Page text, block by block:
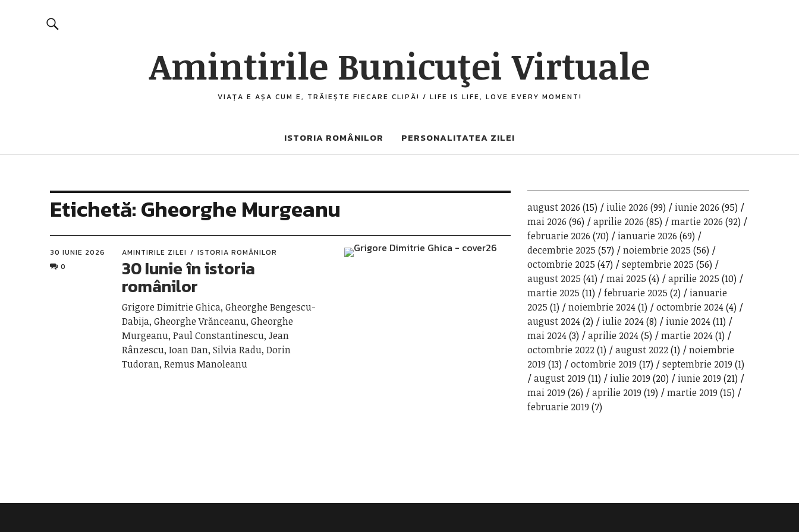
Amintirile Bunicuţei Virtuale
VIAȚA E AȘA CUM E, TRĂIEȘTE FIECARE CLIPĂ! / LIFE IS LIFE, LOVE EVERY MOMENT!
ISTORIA ROMÂNILOR PERSONALITATEA ZILEI
Etichetă:Gheorghe Murgeanu
30 IUNIE 2026
0
AMINTIRILE ZILEI ISTORIA ROMÂNILOR
30 Iunie în istoria
românilor
Grigore Dimitrie Ghica, Gheorghe Bengescu-
Dabija, Gheorghe Vrănceanu, Gheorghe
Murgeanu, Paul Constantinescu, Jean
Rânzescu, Ioan Dan, Silvia Radu, Dorin
Tudoran, Remus Manoleanu
august 2026 (15) iulie 2026 (99) iunie 2026 (95)
mai 2026 (96) aprilie 2026 (85) martie 2026 (92)
februarie 2026 (70) ianuarie 2026 (69)
decembrie 2025 (57) noiembrie 2025 (56)
octombrie 2025 (47) septembrie 2025 (56)
august 2025 (41) mai 2025 (4) aprilie 2025 (10)
martie 2025 (11) februarie 2025 (2)
ianuarie
2025 (1) noiembrie 2024(1) octombrie 2024(4)
august 2024(2) iulie 2024(8) iunie 2024(11)
mai 2024(3) aprilie 2024(5) martie 2024(1)
octombrie 2022(1) august 2022(1)
noiembrie
2019 (13) octombrie 2019 (17) septembrie 2019 (1)
august 2019 (11) iulie 2019 (20) iunie 2019 (21)
mai 2019 (26) aprilie 2019 (19) martie 2019 (15)
februarie 2019 (7)